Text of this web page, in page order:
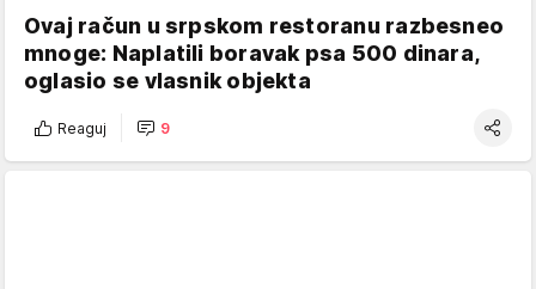
Ovaj račun u srpskom restoranu razbesneo
mnoge: Naplatili boravak psa 500 dinara,
oglasio se vlasnik objekta
Reaguj 9